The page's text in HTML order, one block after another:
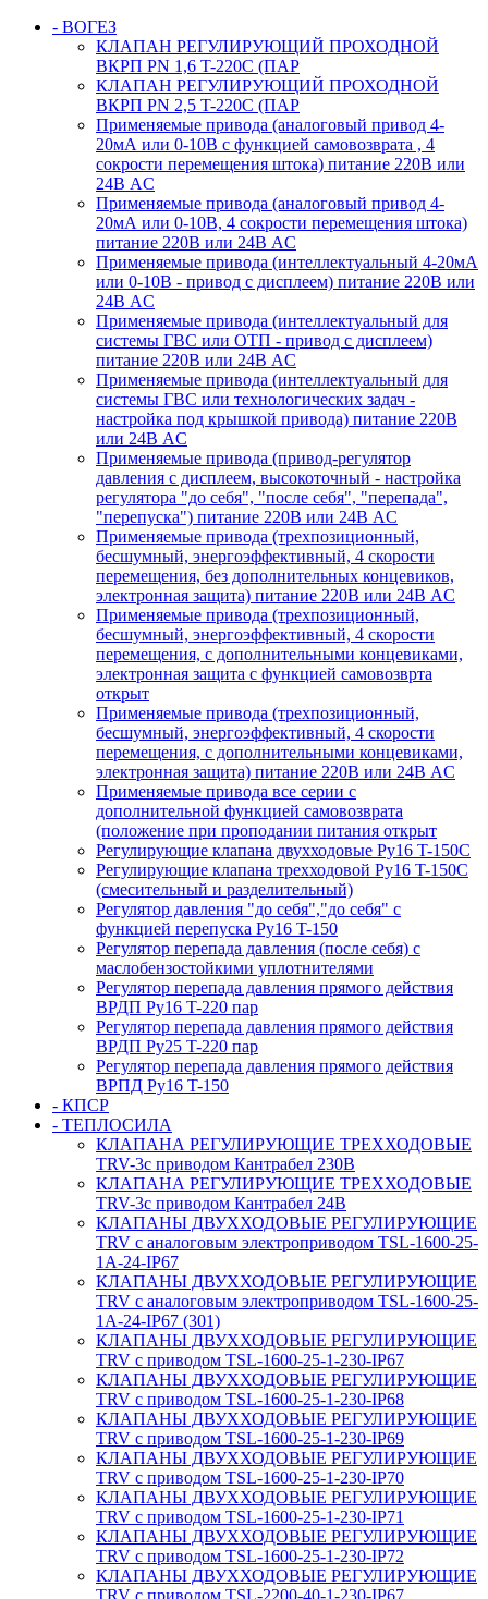
- ВОГЕЗ
КЛАПАН РЕГУЛИРУЮЩИЙ ПРОХОДНОЙ
ВКРП PN 1,6 T-220C (ПАР
КЛАПАН РЕГУЛИРУЮЩИЙ ПРОХОДНОЙ
ВКРП PN 2,5 T-220C (ПАР
Применяемые привода (аналоговый привод 4-
20мА или 0-10В с функцией самовозврата , 4
сокрости перемещения штока) питание 220В или
24В AC
Применяемые привода (аналоговый привод 4-
20мА или 0-10В, 4 сокрости перемещения штока)
питание 220В или 24В AC
Применяемые привода (интеллектуальный 4-20мА
или 0-10В - привод с дисплеем) питание 220В или
24В AC
Применяемые привода (интеллектуальный для
системы ГВС или ОТП - привод с дисплеем)
питание 220В или 24В AC
Применяемые привода (интеллектуальный для
системы ГВС или технологических задач -
настройка под крышкой привода) питание 220В
или 24В AC
Применяемые привода (привод-регулятор
давления с дисплеем, высокоточный - настройка
регулятора "до себя", "после себя", "перепада",
"перепуска") питание 220В или 24В AC
Применяемые привода (трехпозиционный,
бесшумный, энергоэффективный, 4 скорости
перемещения, без дополнительных концевиков,
электронная защита) питание 220В или 24В AC
Применяемые привода (трехпозиционный,
бесшумный, энергоэффективный, 4 скорости
перемещения, с дополнительными концевиками,
электронная защита с функцией самовозврта
открыт
Применяемые привода (трехпозиционный,
бесшумный, энергоэффективный, 4 скорости
перемещения, с дополнительными концевиками,
электронная защита) питание 220В или 24В AC
Применяемые привода все серии с
дополнительной функцией самовозврата
(положение при проподании питания открыт
Регулирующие клапана двухходовые Ру16 T-150С
Регулирующие клапана трехходовой Ру16 T-150С
(смесительный и разделительный)
Регулятор давления "до себя","до себя" с
функцией перепуска Ру16 T-150
Регулятор перепада давления (после себя) c
маслобензостойкими уплотнителями
Регулятор перепада давления прямого действия
ВРДП Ру16 T-220 пар
Регулятор перепада давления прямого действия
ВРДП Ру25 T-220 пар
Регулятор перепада давления прямого действия
ВРПД Ру16 T-150
- КПСР
- ТЕПЛОСИЛА
КЛАПАНА РЕГУЛИРУЮЩИЕ ТРЕХХОДОВЫЕ
TRV-3с приводом Кантрабел 230B
КЛАПАНА РЕГУЛИРУЮЩИЕ ТРЕХХОДОВЫЕ
TRV-3с приводом Кантрабел 24B
КЛАПАНЫ ДВУХХОДОВЫЕ РЕГУЛИРУЮЩИЕ
TRV с аналоговым электроприводом TSL-1600-25-
1А-24-IP67
КЛАПАНЫ ДВУХХОДОВЫЕ РЕГУЛИРУЮЩИЕ
TRV с аналоговым электроприводом TSL-1600-25-
1А-24-IP67 (301)
КЛАПАНЫ ДВУХХОДОВЫЕ РЕГУЛИРУЮЩИЕ
TRV с приводом TSL-1600-25-1-230-IP67
КЛАПАНЫ ДВУХХОДОВЫЕ РЕГУЛИРУЮЩИЕ
TRV с приводом TSL-1600-25-1-230-IP68
КЛАПАНЫ ДВУХХОДОВЫЕ РЕГУЛИРУЮЩИЕ
TRV с приводом TSL-1600-25-1-230-IP69
КЛАПАНЫ ДВУХХОДОВЫЕ РЕГУЛИРУЮЩИЕ
TRV с приводом TSL-1600-25-1-230-IP70
КЛАПАНЫ ДВУХХОДОВЫЕ РЕГУЛИРУЮЩИЕ
TRV с приводом TSL-1600-25-1-230-IP71
КЛАПАНЫ ДВУХХОДОВЫЕ РЕГУЛИРУЮЩИЕ
TRV с приводом TSL-1600-25-1-230-IP72
КЛАПАНЫ ДВУХХОДОВЫЕ РЕГУЛИРУЮЩИЕ
TRV с приводом TSL-2200-40-1-230-IP67